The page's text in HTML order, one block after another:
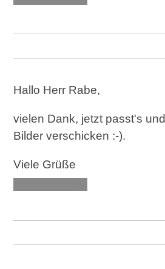
Hallo Herr Rabe,
vielen Dank, jetzt passt's
Bilder verschicken :-).
Viele Grüße